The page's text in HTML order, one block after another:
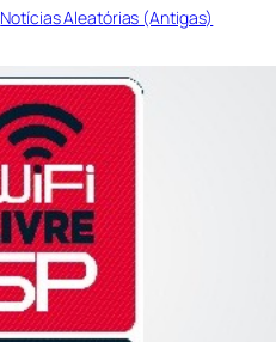
Notícias Aleatórias (Antigas)